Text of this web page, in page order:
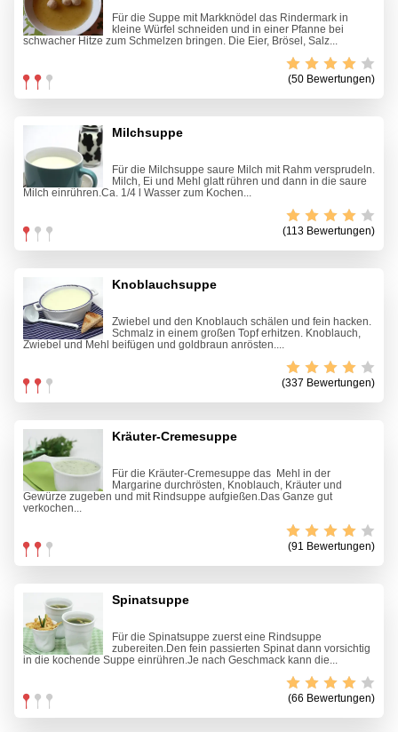
Für die Suppe mit Markknödel das Rindermark in
kleine Würfel schneiden und in einer Pfanne bei
schwacher Hitze zum Schmelzen bringen. Die Eier, Brösel, Salz...
(50 Bewertungen)
Milchsuppe
Für die Milchsuppe saure Milch mit Rahm versprudeln.
Milch, Ei und Mehl glatt rühren und dann in die saure
Milch einrühren.Ca. 1/4 l Wasser zum Kochen...
(113 Bewertungen)
Knoblauchsuppe
Zwiebel und den Knoblauch schälen und fein hacken.
Schmalz in einem großen Topf erhitzen. Knoblauch,
Zwiebel und Mehl beifügen und goldbraun anrösten....
(337 Bewertungen)
Kräuter-Cremesuppe
Für die Kräuter-Cremesuppe das Mehl in der
Margarine durchrösten, Knoblauch, Kräuter und
Gewürze zugeben und mit Rindsuppe aufgießen.Das Ganze gut
verkochen...
(91 Bewertungen)
Spinatsuppe
Für die Spinatsuppe zuerst eine Rindsuppe
zubereiten.Den fein passierten Spinat dann vorsichtig
in die kochende Suppe einrühren.Je nach Geschmack kann die...
(66 Bewertungen)